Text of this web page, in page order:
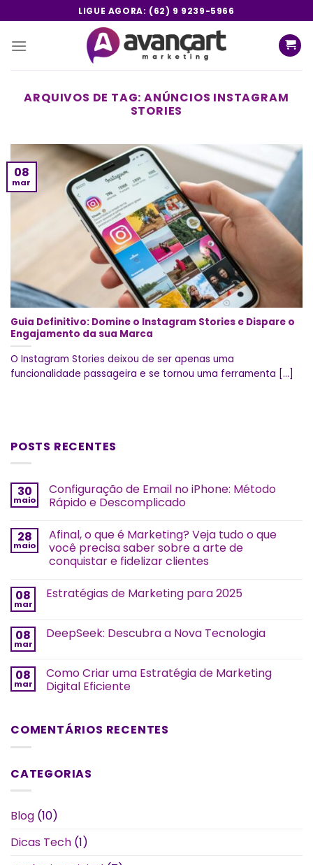
to
content
LIGUE AGORA: (62) 9 9239-5966
ARQUIVOS DE TAG:ANÚNCIOS INSTAGRAM
STORIES
Guia Definitivo: Domine o Instagram Stories e Dispare o
Engajamento da sua Marca
O Instagram Stories deixou de ser apenas uma
funcionalidade passageira e se tornou uma ferramenta [...]
08
mar
POSTS RECENTES
30
maio
Configuração de Email no iPhone: Método
Rápido e Descomplicado
28
maio
Afinal, o que é Marketing? Veja tudo o que
você precisa saber sobre a arte de
conquistar e fidelizar clientes
08
mar
Estratégias de Marketing para 2025
08
mar
DeepSeek: Descubra a Nova Tecnologia
08
mar
Como Criar uma Estratégia de Marketing
Digital Eficiente
COMENTÁRIOS RECENTES
CATEGORIAS
Blog (10)
Dicas Tech (1)